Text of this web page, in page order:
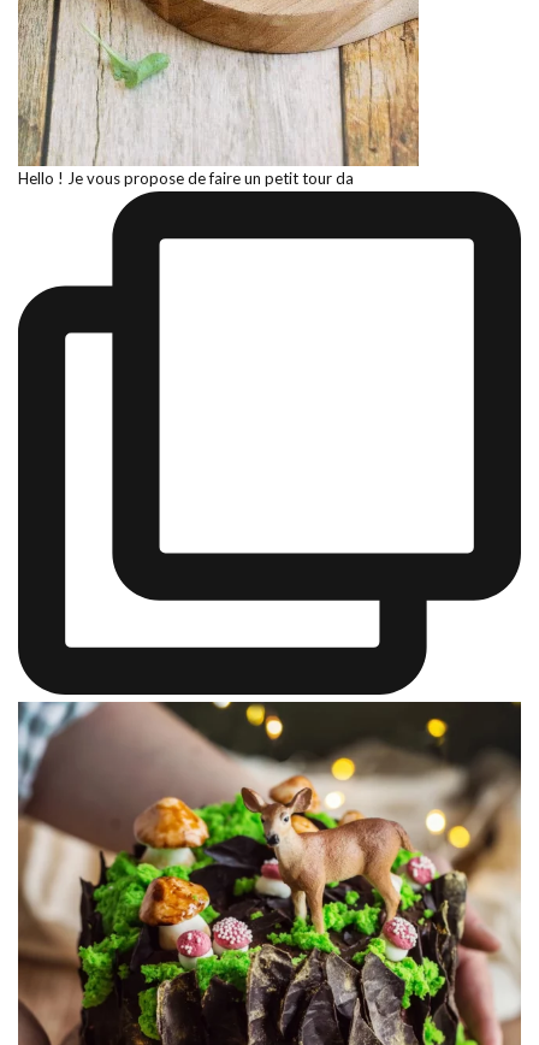
Hello ! Je vous propose de faire un petit tour da